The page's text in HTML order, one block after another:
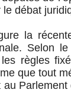
débat
la
Selon
règles
que tout
au